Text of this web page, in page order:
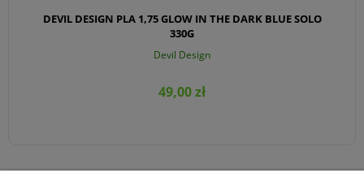
DEVIL DESIGN PLA 1,75 GLOW IN THE DARK BLUE SOLO
330G
Devil Design
49,00 zł